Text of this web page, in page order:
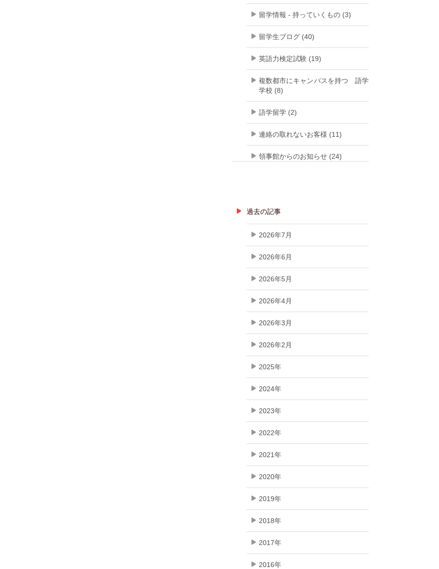
留学情報 - 持っていくもの (3)
留学生ブログ (40)
英語力検定試験 (19)
複数都市にキャンパスを持つ 語学
学校 (8)
語学留学 (2)
連絡の取れないお客様 (11)
領事館からのお知らせ (24)
過去の記事
2026年7月
2026年6月
2026年5月
2026年4月
2026年3月
2026年2月
2025年
2024年
2023年
2022年
2021年
2020年
2019年
2018年
2017年
2016年